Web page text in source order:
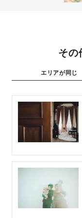
その
エリアが同じ